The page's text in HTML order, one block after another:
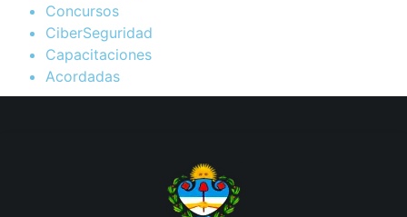
Concursos
CiberSeguridad
Capacitaciones
Acordadas